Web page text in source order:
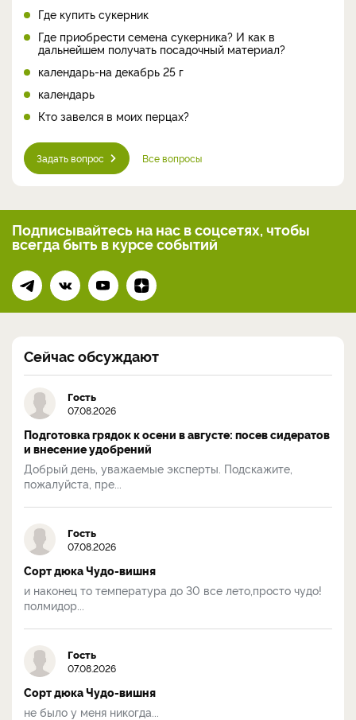
Где купить сукерник
Где приобрести семена сукерника? И как в
дальнейшем получать посадочный материал?
календарь-на декабрь 25 г
календарь
Кто завелся в моих перцах?
Задать вопрос Все вопросы
Подписывайтесь на нас в соцсетях, чтобы
всегдабыть в курсе событий
Сейчас обсуждают
Гость
07.08.2026
Подготовка грядок к осени в августе: посев сидератов
и внесение удобрений
Добрый день, уважаемые эксперты. Подскажите,
пожалуйста, пре...
Гость
07.08.2026
Сорт дюка Чудо-вишня
и наконец то температура до 30 все лето,просто чудо!
полмидор...
Гость
07.08.2026
Сорт дюка Чудо-вишня
не было у меня никогда...